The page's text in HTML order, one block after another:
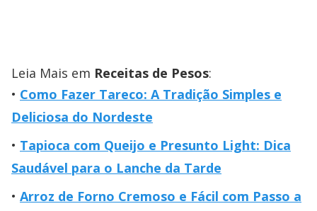
Leia Mais em Receitas de Pesos:
Como Fazer Tareco: A Tradição Simples e
Deliciosa do Nordeste
Tapioca com Queijo e Presunto Light: Dica
Saudável para o Lanche da Tarde
Arroz de Forno Cremoso e Fácil com Passo a